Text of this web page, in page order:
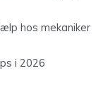
hos mekaniker
i 2026